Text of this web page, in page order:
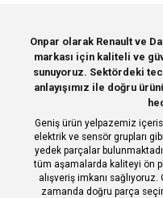
Ürün resmi kalitesiz, bozuk
Ürün açıklamasında eksik
Ürün bilgilerinde hatalar
Ürün fiyatı diğer sitelerden
Bu ürüne benzer farklı
Onpar olarak Renault ve
markası için kaliteli ve
sunuyoruz. Sektördeki
anlayışımız ile doğru
Geniş ürün yelpazemiz
elektrik ve sensör grupları
yedek parçalar
tüm aşamalarda kaliteyi ön
alışveriş imkanı
zamanda doğru parça